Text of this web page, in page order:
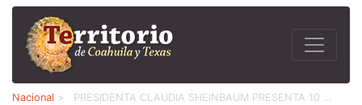
Nacional > PRESIDENTA CLAUDIA SHEINBAUM PRESENTA 10 …